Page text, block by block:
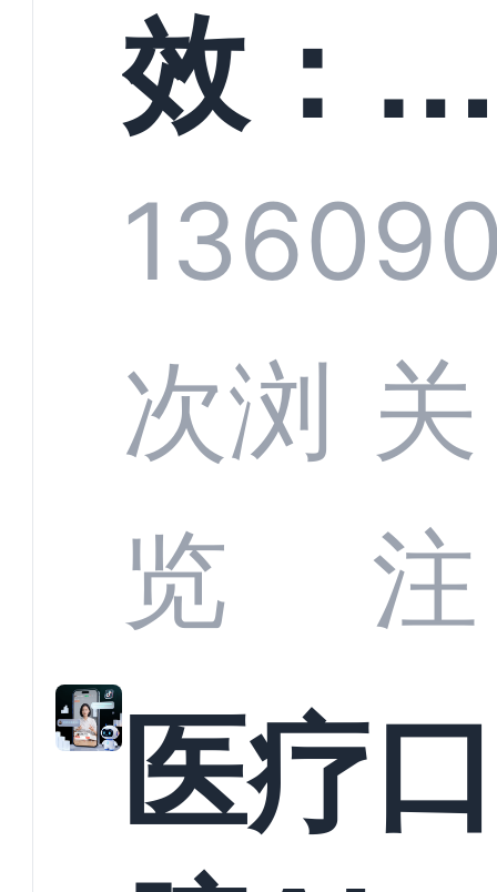
技何以
定义行
业标
准？
效：螳
螂科技
CRM
何助力
教育机
1360
次浏
览
关
注
医疗口